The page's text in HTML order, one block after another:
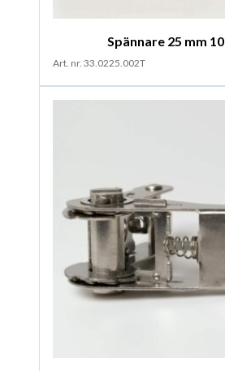
Spännare 25 mm
Art. nr. 33.0225.002T